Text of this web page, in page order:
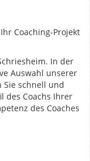
Coaching-Projekt
In der
Auswahl unserer
Sie schnell und
des Coachs Ihrer
des Coaches